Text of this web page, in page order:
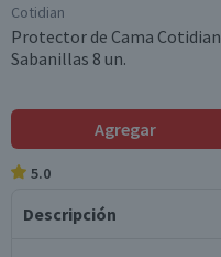
Cotidian
Protector de Cama Cotidian
Sabanillas 8 un.
Agregar
5.0
Descripción